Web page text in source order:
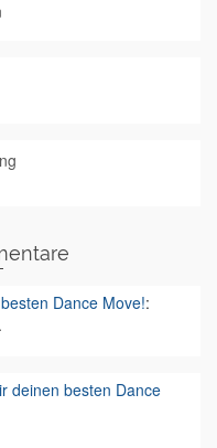
Dance Move!:
deinen besten Dance